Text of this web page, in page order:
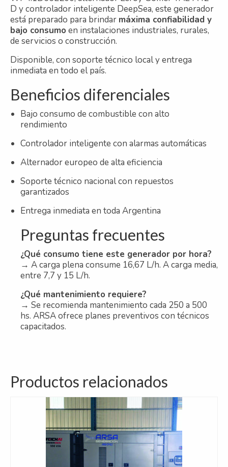
D y controlador inteligente DeepSea, este generador
está preparado para brindar máxima confiabilidad y
bajo consumo en instalaciones industriales, rurales,
de servicios o construcción.
Disponible, con soporte técnico local y entrega
inmediata en todo el país.
Beneficios diferenciales
Bajo consumo de combustible con alto
rendimiento
Controlador inteligente con alarmas automáticas
Alternador europeo de alta eficiencia
Soporte técnico nacional con repuestos
garantizados
Entrega inmediata en toda Argentina
Preguntas frecuentes
¿Qué consumo tiene este generador por hora?
→ A carga plena consume 16,67 L/h. A carga media,
entre 7,7 y 15 L/h.
¿Qué mantenimiento requiere?
→ Se recomienda mantenimiento cada 250 a 500
hs. ARSA ofrece planes preventivos con técnicos
capacitados.
Productos relacionados